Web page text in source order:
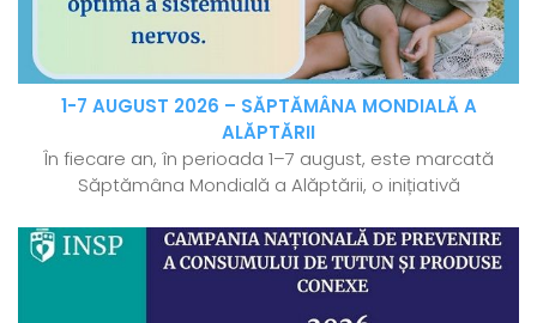
1-7 AUGUST 2026 – SĂPTĂMÂNA MONDIALĂ A
ALĂPTĂRII
În fiecare an, în perioada 1–7 august, este marcată
Săptămâna Mondială a Alăptării, o inițiativă